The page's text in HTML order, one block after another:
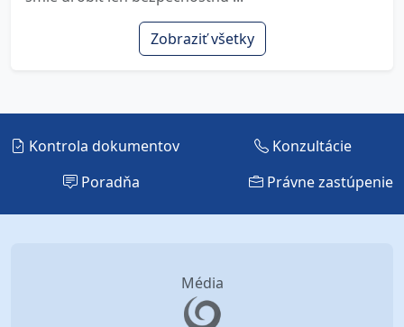
Zobraziť všetky
Kontrola dokumentov
Konzultácie
Poradňa
Právne zastúpenie
Média